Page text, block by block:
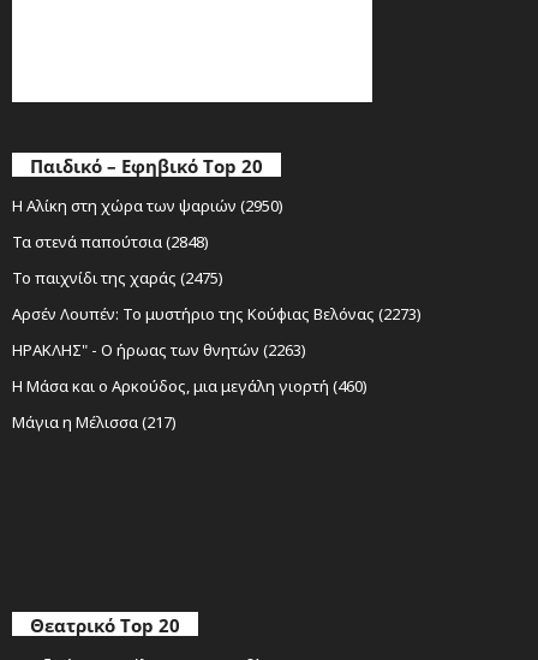
Παιδικό – Εφηβικό Top 20
Η Αλίκη στη χώρα των ψαριών (2950)
Τα στενά παπούτσια (2848)
Το παιχνίδι της χαράς (2475)
Αρσέν Λουπέν: Το μυστήριο της Κούφιας Βελόνας (2273)
ΗΡΑΚΛΗΣ" - Ο ήρωας των θνητών (2263)
Η Μάσα και ο Αρκούδος, μια μεγάλη γιορτή (460)
Μάγια η Μέλισσα (217)
Θεατρικό Top 20